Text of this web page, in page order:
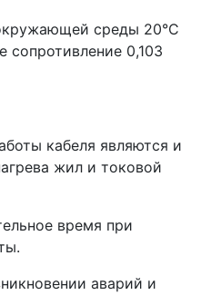
среды 20°С
сопротивление 0,103
кабеля являются и
жил и токовой
время при
аварий и